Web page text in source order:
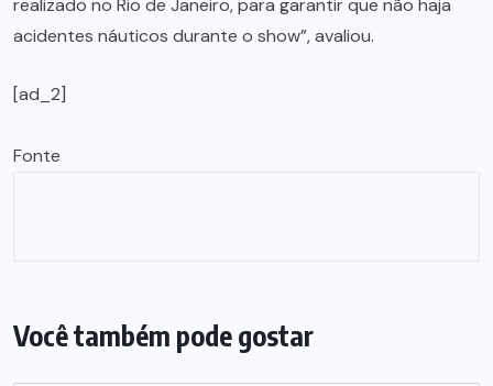
realizado no Rio de Janeiro, para garantir que não haja
acidentes náuticos durante o show”, avaliou.
[ad_2]
Fonte
Você também pode gostar